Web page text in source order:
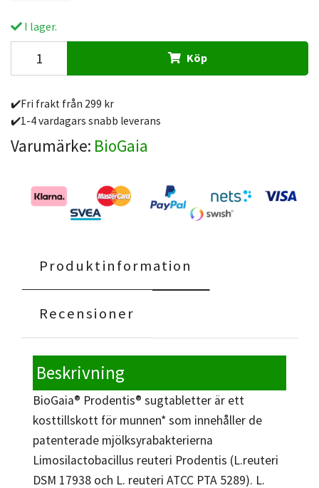
I lager.
Köp
✔️Fri frakt från 299 kr
✔️1-4 vardagars snabb leverans
Varumärke: BioGaia
Produktinformation
Recensioner
Beskrivning
BioGaia® Prodentis® sugtabletter är ett
kosttillskott för munnen* som innehåller de
patenterade mjölksyrabakterierna
Limosilactobacillus reuteri Prodentis (L.reuteri
DSM 17938 och L. reuteri ATCC PTA 5289). L.